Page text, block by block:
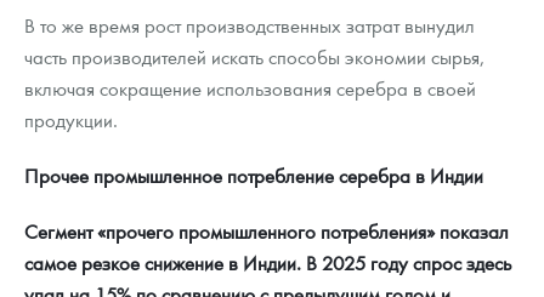
В то же время рост производственных затрат вынудил
часть производителей искать способы экономии сырья,
включая сокращение использования серебра в своей
продукции.
Прочее промышленное потребление серебра в Индии
Сегмент «прочего промышленного потребления» показал
самое резкое снижение в Индии. В 2025 году спрос здесь